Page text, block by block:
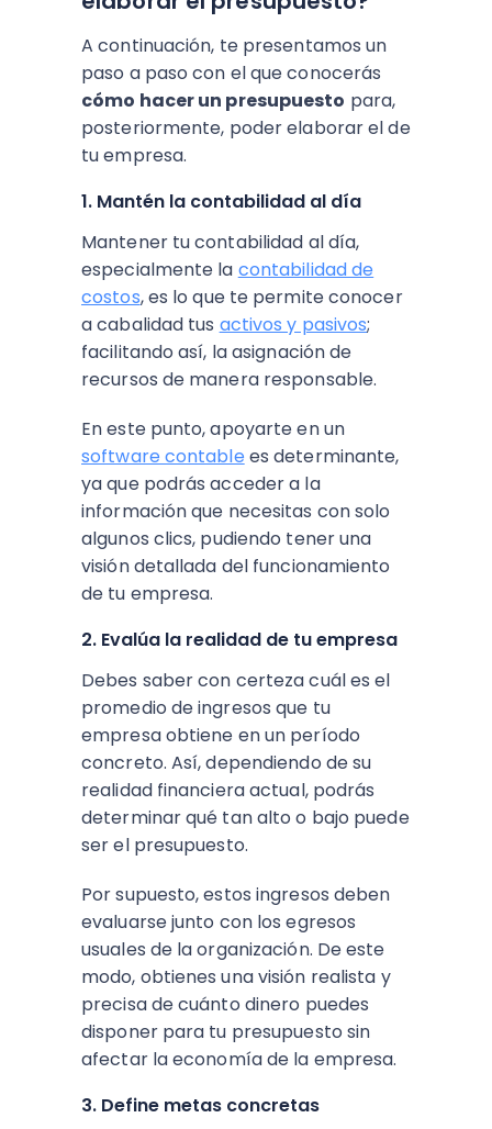
A continuación, te presentamos un
paso a paso con el que conocerás
cómo hacer un presupuesto para,
posteriormente, poder elaborar el de
tu empresa.
1. Mantén la contabilidad al día
Mantener tu contabilidad al día,
especialmente la contabilidad de
costos, es lo que te permite conocer
a cabalidad tus activos y pasivos;
facilitando así, la asignación de
recursos de manera responsable.
En este punto, apoyarte en un
software contable es determinante,
ya que podrás acceder a la
información que necesitas con solo
algunos clics, pudiendo tener una
visión detallada del funcionamiento
de tu empresa.
2. Evalúa la realidad de tu empresa
Debes saber con certeza cuál es el
promedio de ingresos que tu
empresa obtiene en un período
concreto. Así, dependiendo de su
realidad financiera actual, podrás
determinar qué tan alto o bajo puede
ser el presupuesto.
Por supuesto, estos ingresos deben
evaluarse junto con los egresos
usuales de la organización. De este
modo, obtienes una visión realista y
precisa de cuánto dinero puedes
disponer para tu presupuesto sin
afectar la economía de la empresa.
3. Define metas concretas